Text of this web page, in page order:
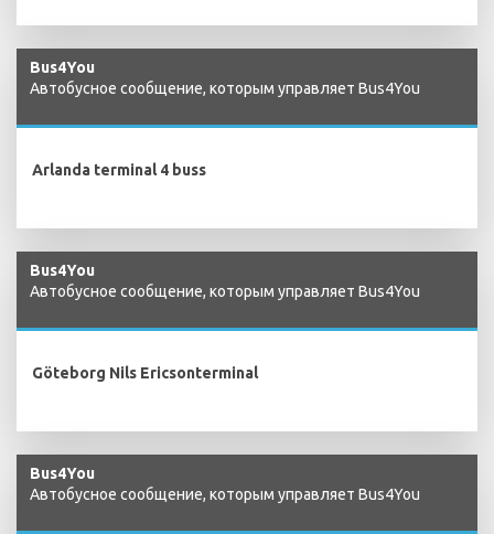
Bus4You
Автобусное сообщение, которым управляет Bus4You
Arlanda terminal 4 buss
Bus4You
Автобусное сообщение, которым управляет Bus4You
Göteborg Nils Ericsonterminal
Bus4You
Автобусное сообщение, которым управляет Bus4You